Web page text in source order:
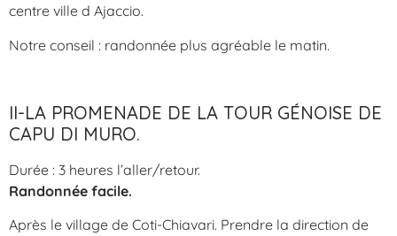
centre ville d Ajaccio.
Notre conseil : randonnée plus agréable le matin.
II-LA PROMENADE DE LA TOUR GÉNOISE DE
CAPU DI MURO.
Durée : 3 heures l’aller/retour.
Randonnée facile.
Après le village de Coti-Chiavari. Prendre la direction de